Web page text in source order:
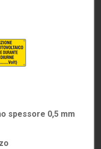
spessore 0,5 mm